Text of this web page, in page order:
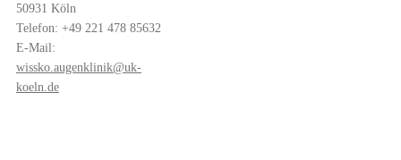
50931 Köln
Telefon: +49 221 478 85632
E-Mail:
wissko.augenklinik@uk-
koeln.de